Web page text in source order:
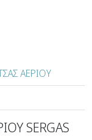
ΑΕΡΙΟΥ
SERGAS